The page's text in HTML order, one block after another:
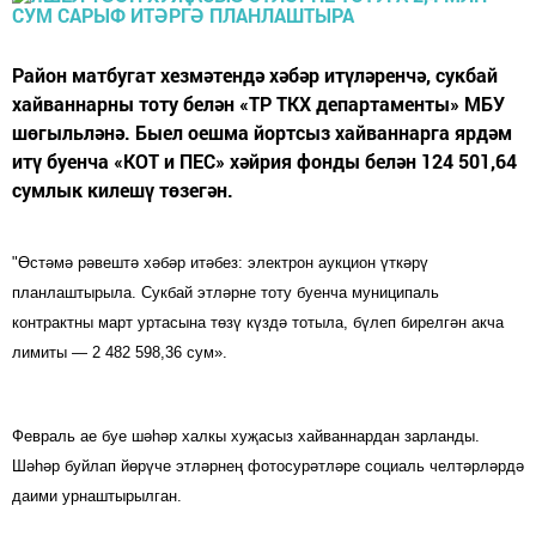
Район матбугат хезмәтендә хәбәр итүләренчә, сукбай
хайваннарны тоту белән «ТР ТКХ департаменты» МБУ
шөгыльләнә. Быел оешма йортсыз хайваннарга ярдәм
итү буенча «КОТ и ПЕС» хәйрия фонды белән 124 501,64
сумлык килешү төзегән.
"Өстәмә рәвештә хәбәр итәбез: электрон аукцион үткәрү
планлаштырыла. Сукбай этләрне тоту буенча муниципаль
контрактны март уртасына төзү күздә тотыла, бүлеп бирелгән акча
лимиты — 2 482 598,36 сум».
Февраль ае буе шәһәр халкы хуҗасыз хайваннардан зарланды.
Шәһәр буйлап йөрүче этләрнең фотосурәтләре социаль челтәрләрдә
даими урнаштырылган.